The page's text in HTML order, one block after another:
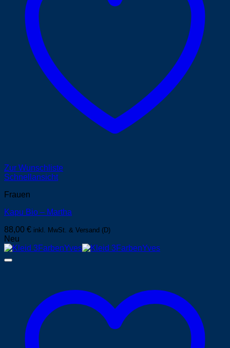
Zur Wunschliste
Schnellansicht
Frauen
Kapu Bio – Martha
88,00 € inkl. MwSt. & Versand (D)
Neu